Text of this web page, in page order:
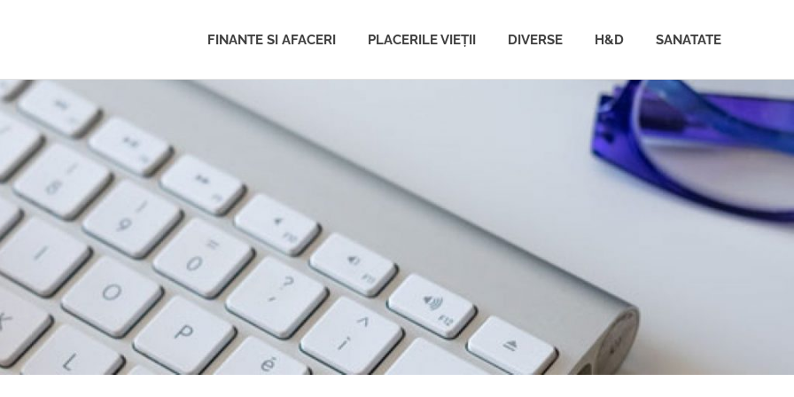
FINANTE SI AFACERI PLACERILE VIEȚII DIVERSE H&D SANATATE